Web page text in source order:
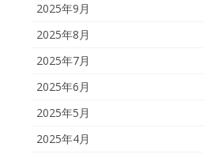
2025年9月
2025年8月
2025年7月
2025年6月
2025年5月
2025年4月